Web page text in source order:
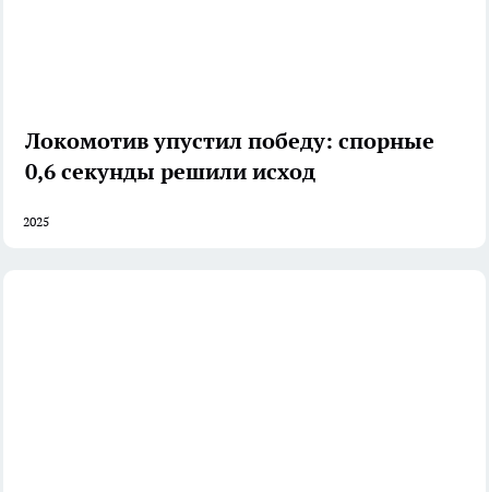
Локомотив упустил победу: спорные
0,6 секунды решили исход
2025